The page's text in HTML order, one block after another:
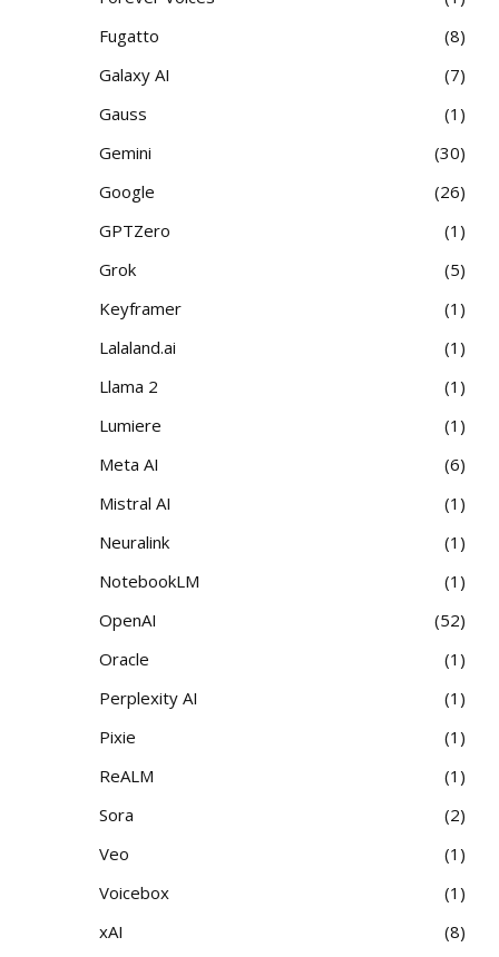
Fugatto
8
Galaxy AI
7
Gauss
1
Gemini
30
Google
26
GPTZero
1
Grok
5
Keyframer
1
Lalaland.ai
1
Llama 2
1
Lumiere
1
Meta AI
6
Mistral AI
1
Neuralink
1
NotebookLM
1
OpenAI
52
Oracle
1
Perplexity AI
1
Pixie
1
ReALM
1
Sora
2
Veo
1
Voicebox
1
xAI
8